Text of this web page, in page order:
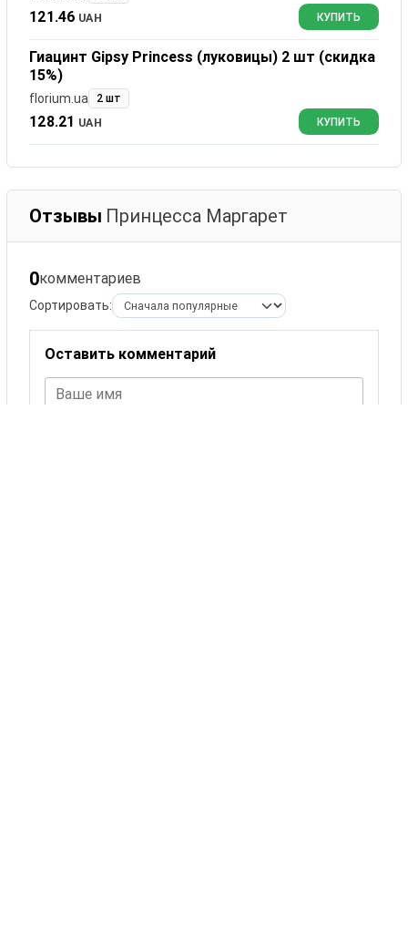
121.46 UAH КУПИТЬ
Гиацинт Gipsy Princess (луковицы) 2 шт (скидка
15%)
florium.ua 2 шт
128.21 UAH КУПИТЬ
Отзывы Принцесса Маргарет
0комментариев
Сортировать:
Оставить комментарий
Ваше имя